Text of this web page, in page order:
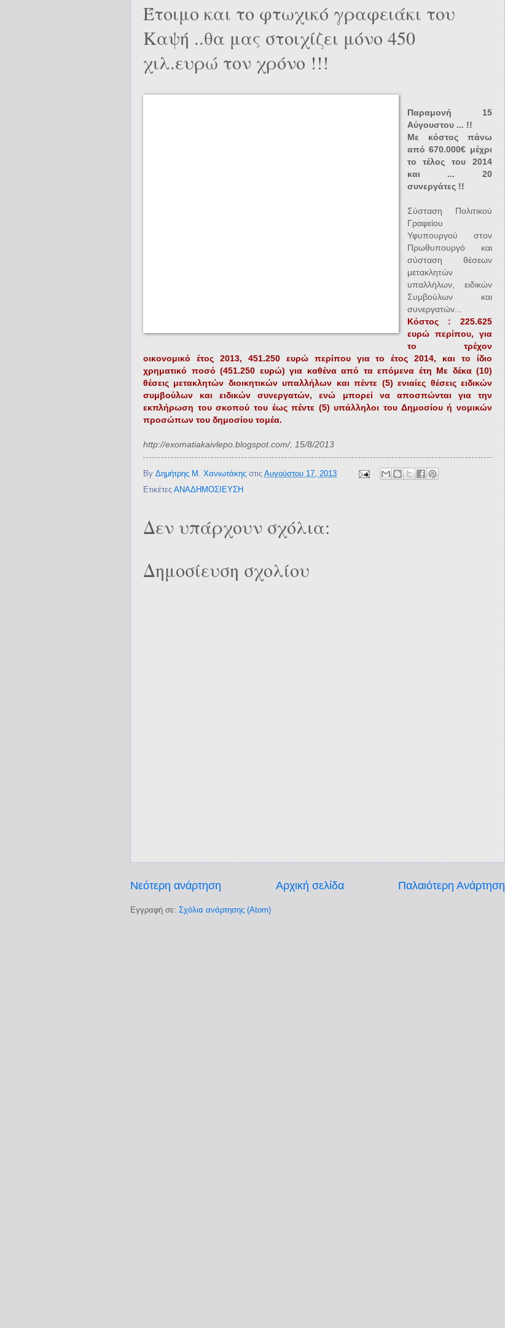
Έτοιμο και το φτωχικό γραφειάκι του
Καψή ..θα μας στοιχίζει μόνο 450
χιλ.ευρώ τον χρόνο !!!
Παραμονή 15
Αύγουστου ... !!
Με κόστος πάνω
από 670.000€ μέχρι
το τέλος του 2014
και ... 20
συνεργάτες !!
Σύσταση Πολιτικού
Γραφείου
Υφυπουργού στον
Πρωθυπουργό και
σύσταση θέσεων
μετακλητών
υπαλλήλων, ειδικών
Συμβούλων και
συνεργατών...
Κόστος : 225.625
ευρώ περίπου, για
το τρέχον
οικονομικό έτος 2013, 451.250 ευρώ περίπου για το έτος 2014, και το ίδιο
χρηματικό ποσό (451.250 ευρώ) για καθένα από τα επόμενα έτη Με δέκα (10)
θέσεις μετακλητών διοικητικών υπαλλήλων και πέντε (5) ενιαίες θέσεις ειδικών
συμβούλων και ειδικών συνεργατών, ενώ μπορεί να αποσπώνται για την
εκπλήρωση του σκοπού του έως πέντε (5) υπάλληλοι του Δημοσίου ή νομικών
προσώπων του δημοσίου τομέα.
http://exomatiakaivlepo.blogspot.com/, 15/8/2013
By Δημήτρης Μ. Χανιωτάκης στις Αυγούστου 17, 2013
Ετικέτες ΑΝΑΔΗΜΟΣΙΕΥΣΗ
Δεν υπάρχουν σχόλια:
Δημοσίευση σχολίου
Νεότερη ανάρτηση Παλαιότερη Ανάρτηση
Αρχική σελίδα
Εγγραφή σε: Σχόλια ανάρτησης (Atom)